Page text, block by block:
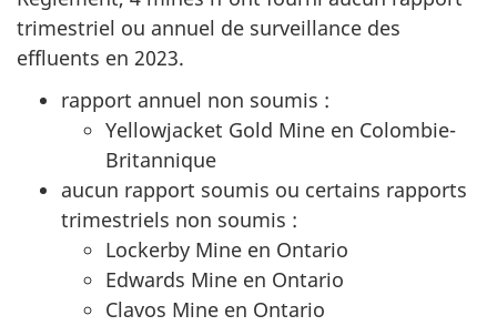
trimestriel ou annuel de surveillance des
effluents en 2023.
rapport annuel non soumis :
Yellowjacket Gold Mine en Colombie-
Britannique
aucun rapport soumis ou certains rapports
trimestriels non soumis :
Lockerby Mine en Ontario
Edwards Mine en Ontario
Clavos Mine en Ontario